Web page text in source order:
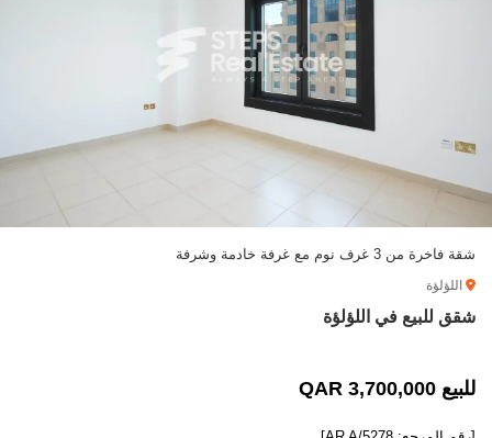
شقة فاخرة من 3 غرف نوم مع غرفة خادمة وشرفة
اللؤلؤة
شقق للبيع في اللؤلؤة
للبيع 3,700,000 QAR